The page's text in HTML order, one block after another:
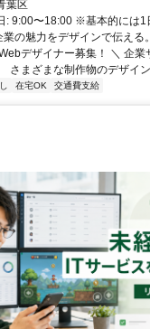
葉区
: 9:00〜18:00 ※基本的には1
業の魅力をデザインで伝える
デザイナー募集！ ＼ 企業
さまざまな制作物のデザイン
在宅OK 交通費支給